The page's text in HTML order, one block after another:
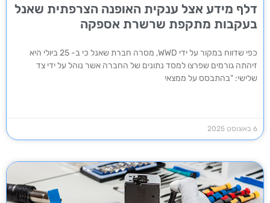
דלף מידע אצל ענקית האופנה הצרפתית שאנל
בעקבות מתקפת שרשרת אספקה
כפי שדווח במקור על ידי WWD, מסרה חברת שאנל כי ב- 25 ביולי היא
זיהתה גורמים שפרצו למסד נתונים של החברה אשר נוהל על ידי צד
שלישי: "בהתבסס על ממצאי
6 באוגוסט 2025